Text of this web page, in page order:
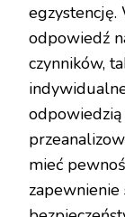
egzystencję.
odpowiedź
czynników,
odpowiedzią
mieć